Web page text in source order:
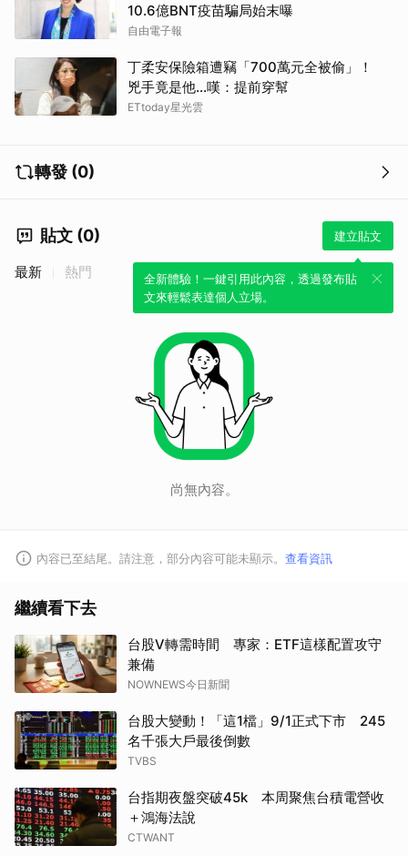
10.6億BNT疫苗騙局始末曝
自由電子報
丁柔安保險箱遭竊「700萬元全被偷」！
兇手竟是他...嘆：提前穿幫
ETtoday星光雲
轉發 (0)
貼文 (0) 建立貼文
全新體驗！一鍵引用此內容，透過發布貼
文來輕鬆表達個人立場。
最新 熱門
尚無內容。
內容已至結尾。請注意，部分內容可能未顯示。 查看資訊
繼續看下去
台股V轉需時間 專家：ETF這樣配置攻守
兼備
NOWNEWS今日新聞
台股大變動！「這1檔」9/1正式下市 245
名千張大戶最後倒數
TVBS
台指期夜盤突破45k 本周聚焦台積電營收
＋鴻海法說
CTWANT